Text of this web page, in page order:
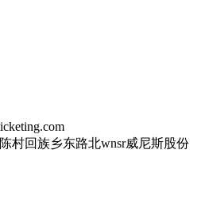
村回族乡东路北wnsr威尼斯股份